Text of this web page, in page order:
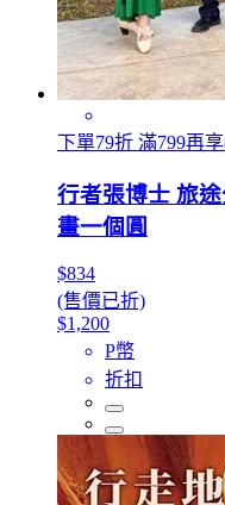
下單79折 滿799再
行者張博士 旅
畫一個圓
$834
(售價已折)
$1,200
P幣
折扣